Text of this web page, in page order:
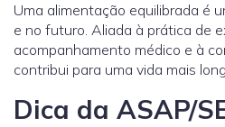
Uma alimentação equilibrada é
e no futuro. Aliada à prática de
acompanhamento médico e à
contribui para uma vida mais
Dica da ASAP/